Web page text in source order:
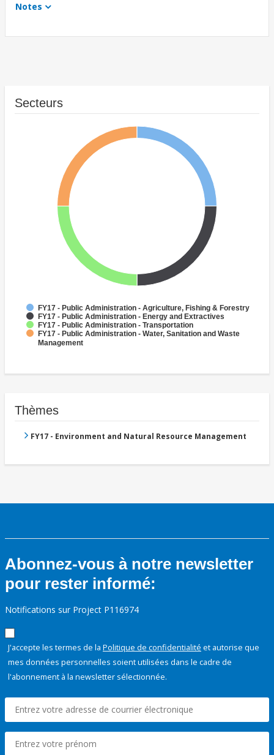
Notes
Secteurs
FY17 - Public Administration - Agriculture, Fishing & Forestry
FY17 - Public Administration - Energy and Extractives
FY17 - Public Administration - Transportation
FY17 - Public Administration - Water, Sanitation and Waste
Management
Thèmes
FY17 - Environment and Natural Resource Management
Abonnez-vous à notre newsletter
pour rester informé:
Notifications sur Project P116974
J'accepte les termes de la Politique de confidentialité et autorise que
mes données personnelles soient utilisées dans le cadre de
l'abonnement à la newsletter sélectionnée.